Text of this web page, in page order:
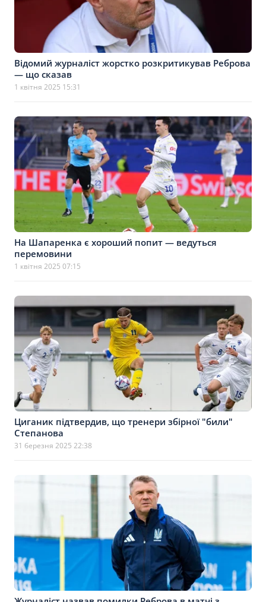
Відомий журналіст жорстко розкритикував Реброва
— що сказав
1 квітня 2025 15:31
На Шапаренка є хороший попит — ведуться
перемовини
1 квітня 2025 07:15
Циганик підтвердив, що тренери збірної "били"
Степанова
31 березня 2025 22:38